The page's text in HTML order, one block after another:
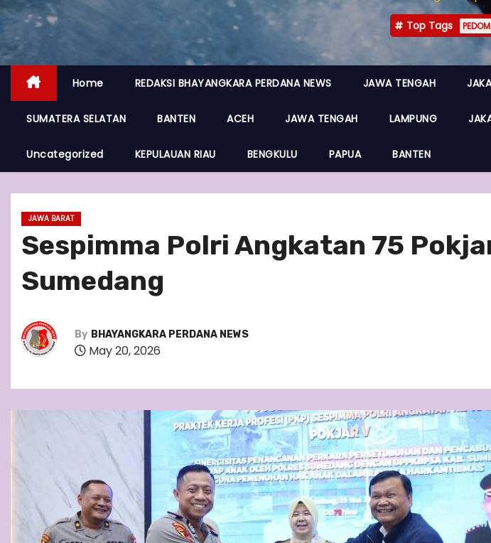
Top Tags
Home REDAKSI BHAYANGKARA PERDANA NEWS JAWA TENGAH
SUMATERA SELATAN BANTEN ACEH JAWA TENGAH LAMPUNG
Uncategorized KEPULAUAN RIAU BENGKULU PAPUA BANTEN
JAWA BARAT
Sespimma Polri Angkatan 75
Sumedang
By BHAYANGKARA PERDANA NEWS
May 20, 2026